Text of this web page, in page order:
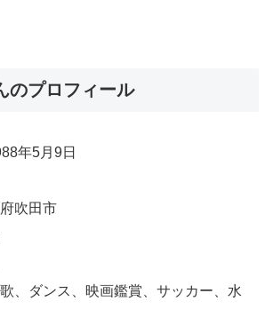
のプロフィール
年5月9日
吹田市
、ダンス、映画鑑賞、サッカー、水